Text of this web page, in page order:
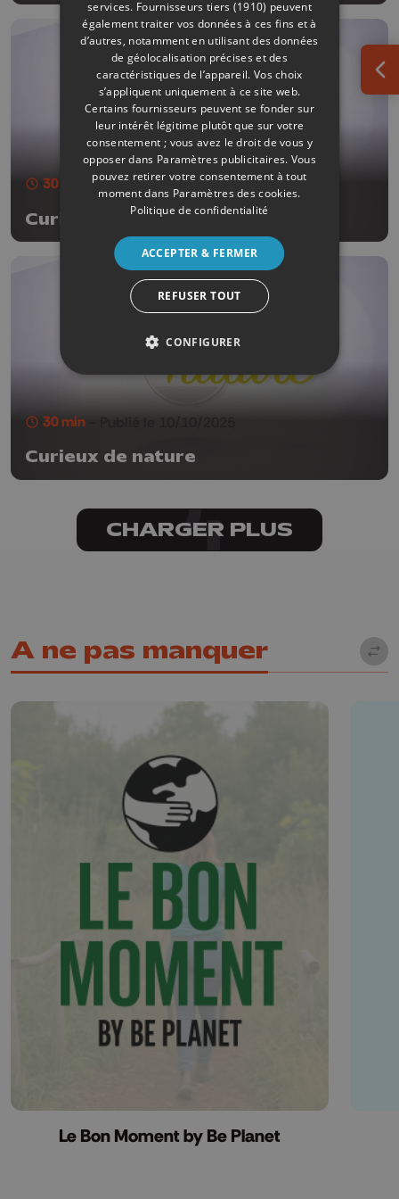
30 min - Publié le 07/11/2025
Curieux de nature
30 min
Curieux de nature
CHARGER PLUS
A ne pas manquer
Le Bon Moment by Be Planet
services. Fournisseurs tiers (1910) peuvent
également traiter vos données à ces fins et à
d’autres, notamment en utilisant des données
de géolocalisation précises et des
caractéristiques de l’appareil. Vos choix
s’appliquent uniquement à ce site web.
Certains fournisseurs peuvent se fonder sur
leur intérêt légitime plutôt que sur votre
consentement ; vous avez le droit de vous y
opposer dans Paramètres publicitaires. Vous
pouvez retirer votre consentement à tout
moment dans Paramètres des cookies.
Politique de confidentialité
ACCEPTER & FERMER
REFUSER TOUT
CONFIGURER